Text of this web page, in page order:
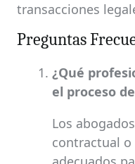
transacciones
Preguntas
¿Qué
el proceso
Los
contractual